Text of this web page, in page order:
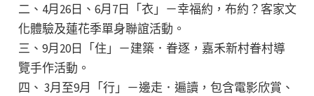
二、4月26日、6月7日「衣」－幸福約，布約？客家文
化體驗及蓮花季單身聯誼活動。
三、9月20日「住」－建築．眷逐，嘉禾新村眷村導
覽手作活動。
四、 3月至9月「行」－邊走．遍讀，包含電影欣賞、